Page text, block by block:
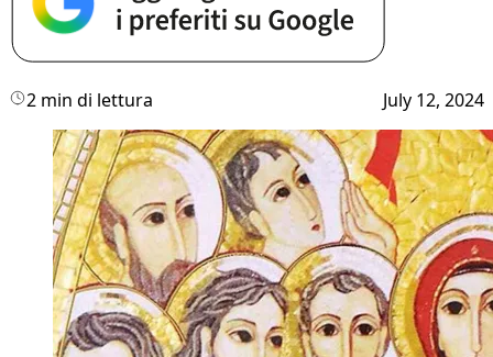
2 min di lettura July 12, 2024